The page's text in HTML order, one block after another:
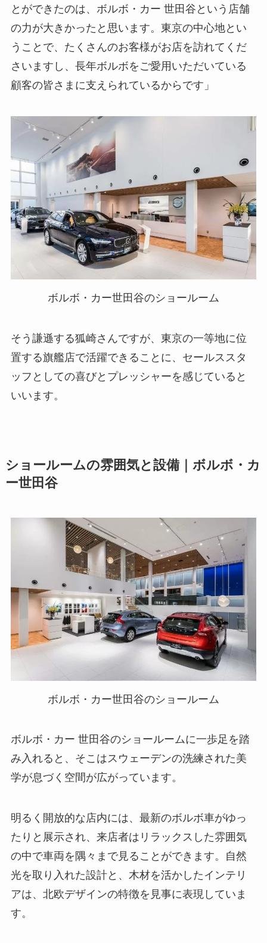
とができたのは、ボルボ・カー 世田谷という店舗
の力が大きかったと思います。東京の中心地とい
うことで、たくさんのお客様がお店を訪れてくだ
さいますし、長年ボルボをご愛用いただいている
顧客の皆さまに支えられているからです」
ボルボ・カー世田谷のショールーム
そう謙遜する狐崎さんですが、東京の一等地に位
置する旗艦店で活躍できることに、セールススタ
ッフとしての喜びとプレッシャーを感じていると
いいます。
ショールームの雰囲気と設備｜ボルボ・カ
ー世田谷
ボルボ・カー世田谷のショールーム
ボルボ・カー 世田谷のショールームに一歩足を踏
み入れると、そこはスウェーデンの洗練された美
学が息づく空間が広がっています。
明るく開放的な店内には、最新のボルボ車がゆっ
たりと展示され、来店者はリラックスした雰囲気
の中で車両を隅々まで見ることができます。自然
光を取り入れた設計と、木材を活かしたインテリ
アは、北欧デザインの特徴を見事に表現していま
す。